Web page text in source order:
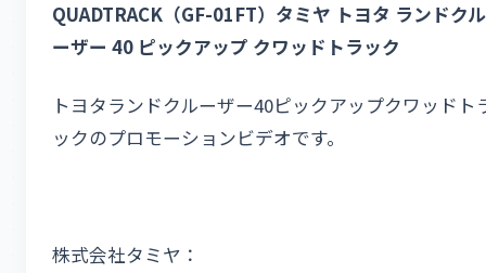
QUADTRACK（GF-01FT）タミヤ トヨタ ランドクル
ーザー 40 ピックアップ クワッドトラック
トヨタランドクルーザー40ピックアップクワッドト
ックのプロモーションビデオです。
株式会社タミヤ：